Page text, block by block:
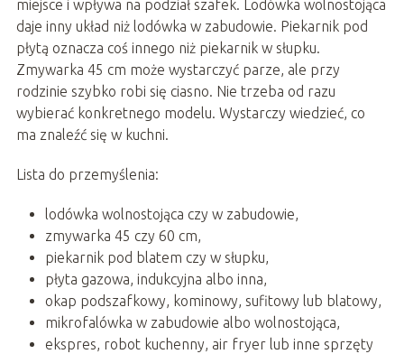
miejsce i wpływa na podział szafek. Lodówka wolnostojąca
daje inny układ niż lodówka w zabudowie. Piekarnik pod
płytą oznacza coś innego niż piekarnik w słupku.
Zmywarka 45 cm może wystarczyć parze, ale przy
rodzinie szybko robi się ciasno. Nie trzeba od razu
wybierać konkretnego modelu. Wystarczy wiedzieć, co
ma znaleźć się w kuchni.
Lista do przemyślenia:
lodówka wolnostojąca czy w zabudowie,
zmywarka 45 czy 60 cm,
piekarnik pod blatem czy w słupku,
płyta gazowa, indukcyjna albo inna,
okap podszafkowy, kominowy, sufitowy lub blatowy,
mikrofalówka w zabudowie albo wolnostojąca,
ekspres, robot kuchenny, air fryer lub inne sprzęty